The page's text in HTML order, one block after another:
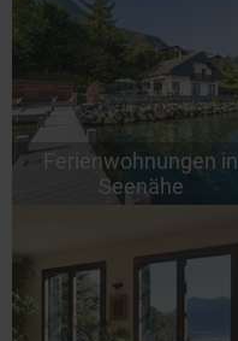
alle Länder…
Ferienwohnungen in
Seenähe